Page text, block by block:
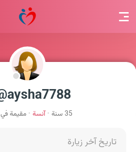
aysha7788@
35 سنة آنسة مقيمة في
تاريخ آخر زيارة